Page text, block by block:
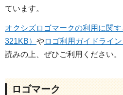
ています。
オクシズロゴマークの利用に関
321KB） やロゴ利用ガイドライ
読みの上、ぜひご利用ください。
ロゴマーク